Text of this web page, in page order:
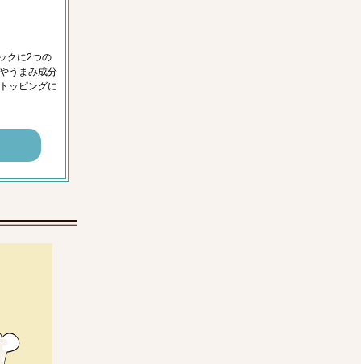
クに2つの
うまみ成分
ッピングに